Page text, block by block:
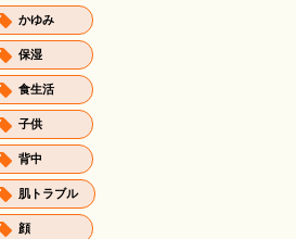
かゆみ
保湿
食生活
子供
背中
肌トラブル
顔